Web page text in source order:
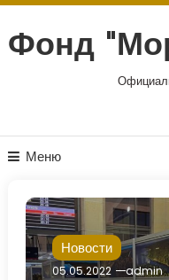
содержимому
Фонд
Меню
Новости
05.05.2022
admin